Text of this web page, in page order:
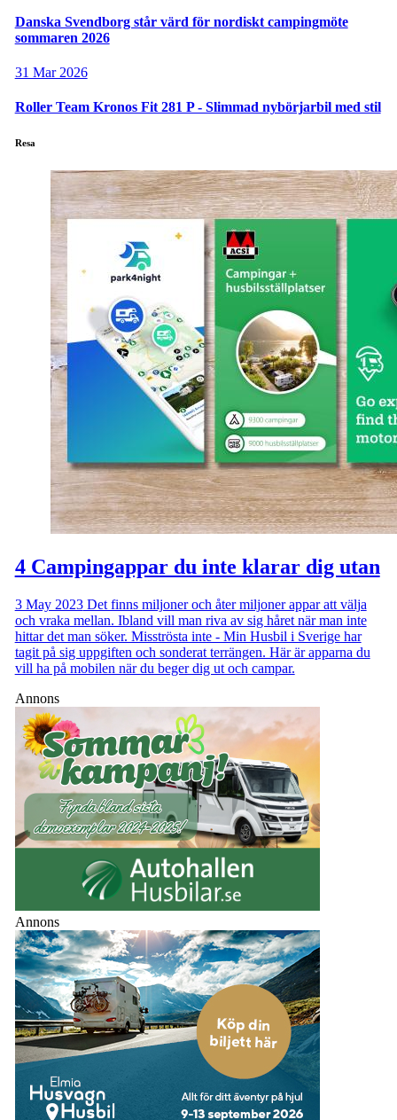
Danska Svendborg står värd för nordiskt campingmöte
sommaren 2026
31 Mar 2026
Roller Team Kronos Fit 281 P - Slimmad nybörjarbil med stil
Resa
4 Campingappar du inte klarar dig utan
3 May 2023Det finns miljoner och åter miljoner appar att välja
och vraka mellan. Ibland vill man riva av sig håret när man inte
hittar det man söker. Misströsta inte - Min Husbil i Sverige har
tagit på sig uppgiften och sonderat terrängen. Här är apparna du
vill ha på mobilen när du beger dig ut och campar.
Annons
Annons